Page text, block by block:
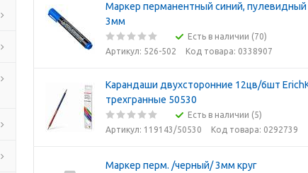
Маркер перманентный синий, пулевидный
3мм
Есть в наличии (70)
Артикул: 526-502
Код товара: 0338907
Карандаши двухсторонние 12цв/6шт
трехгранные 50530
Есть в наличии (5)
Артикул: 119143/50530
Код товара: 0292739
Маркер перм. /черный/ 3мм круг